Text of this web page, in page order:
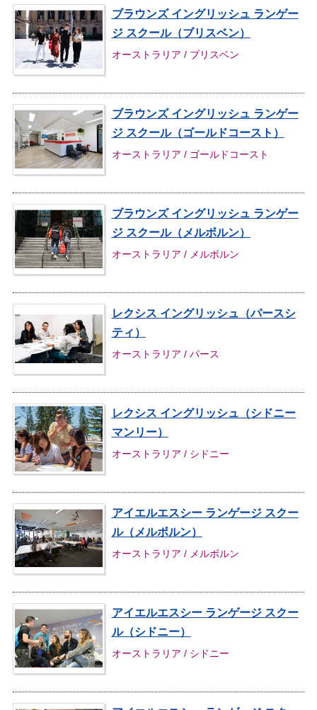
ブラウンズ イングリッシュ ランゲー
ジ スクール（ブリスベン）
オーストラリア / ブリスベン
ブラウンズ イングリッシュ ランゲー
ジ スクール（ゴールドコースト）
オーストラリア / ゴールドコースト
ブラウンズ イングリッシュ ランゲー
ジ スクール（メルボルン）
オーストラリア / メルボルン
レクシス イングリッシュ（パースシ
ティ）
オーストラリア / パース
レクシス イングリッシュ（シドニー
マンリー）
オーストラリア / シドニー
アイエルエスシー ランゲージ スクー
ル（メルボルン）
オーストラリア / メルボルン
アイエルエスシー ランゲージ スクー
ル（シドニー）
オーストラリア / シドニー